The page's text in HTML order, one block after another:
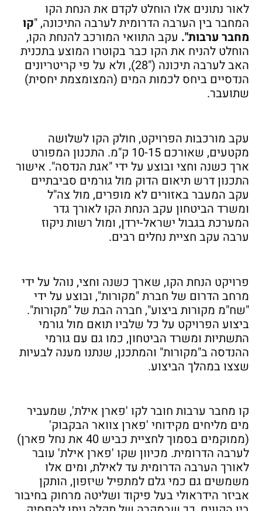
לאור נתונים אלו הוחלט לקדם את הנחת הקו
המחבר בין הערבה הדרומית לערבה התיכונה, "קו
מחבר ערבות". עקב התוואי המורכב להנחת הקו,
הוחלט להניח את הקו כבר בקוטרו המוצע בתכנית
האב לערבה תיכונה ("28), ולא על פי קריטריונים
הנדסיים ביחס לכמות המים (המצומצמת יחסית)
שתועבר.
עקב מורכבות הפרויקט, חולק הקו לשלושה
מקטעים, שאורכם 10-15 ק"מ. התכנון המפורט
ארך כשנה וחצי ובוצע על ידי "אגת הנדסה". אישור
התכנון דרש תיאום הדוק מול גורמים סביבתיים
עקב המעבר באזורים לא מופרים, מול צה"ל
ומשרד הביטחון עקב הנחת הקו לאורך גדר
המערכת בגבול ישראל-ירדן, ומול רשות ניקוז
ערבה עקב חציית נחלים רבים.
פרויקט הנחת הקו, שארך כשנה וחצי, נוהל על ידי
מרחב הדרום של חברת "מקורות", ובוצע על ידי
"שח"מ מקורות ביצוע", חברה הבת של "מקורות".
ביצוע הפרויקט על כל שלביו תואם מול גורמי
התשתיות ומשרד הביטחון, כמו גם עם גורמי
ההנדסה ב"מקורות" והמתכנן, שנתנו מענה לבעיות
שצצו במהלך הביצוע.
קו מחבר ערבות חובר לקו 'פארן אילת', שמעביר
מים מליחים מקידוחי 'פארן צוואר הבקבוק'
(ממוקמים בסמוך לחציית כביש 40 את נחל פארן)
לערבה הדרומית. מכיוון שקו 'פארן אילת' עובר
לאורך הערבה הדרומית עד לאילת, ומים אלו
משמשים גם כמי גלם למתפיל שיזפון, הותקן
אביזר הידראולי בעל פיקוד ושליטה מרחוק בחיבור